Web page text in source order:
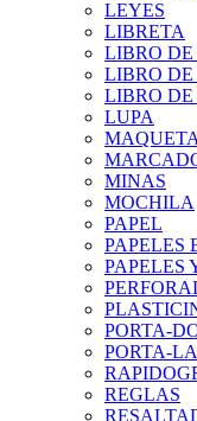
LEYES
LIBRETA
LIBRO
LIBRO
LIBRO DE
LUPA
MAQUETA
MINAS
MOCHILA
PAPEL
PAPELES
PAPELES
PORTA-
PORTA-
REGLAS